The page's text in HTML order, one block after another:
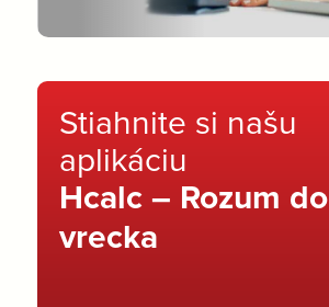
Stiahnite si našu
aplikáciu
Hcalc – Rozum do
vrecka